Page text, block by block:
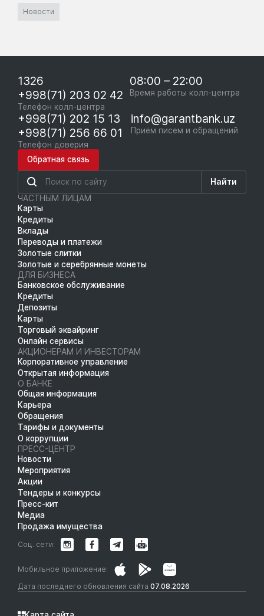
Новости
1326
+998(71) 203 02 42
Телефон колл-центра
08:00 – 22:00
Время работы колл-центра
+998(71) 202 15 13
+998(71) 256 66 01
Телефон доверия
info@garantbank.uz
Приём писем и обращений
Обратная связь
Найти
ЧАСТНЫМ ЛИЦАМ
Карты
Кредиты
Вклады
Переводы и платежи
Золотые слитки
Золотые и серебрянные монеты
ДЛЯ БИЗНЕСА
Банковское обслуживание
Кредиты
Депозиты
Карты
Торговый эквайринг
Онлайн сервисы
АКЦИОНЕРАМ И ИНВЕСТОРАМ
Корпоративное управление
Открытая информация
О БАНКЕ
Общая информация
Карьера
Обращения
Тарифы и документы
О коррупции
ПРЕСС-ЦЕНТР
Новости
Мероприятия
Акции
Тендеры и конкурсы
Пресс-кит
Медиа
Продажа имущества
Дата последнего обновления сайта 07.08.2026
Мобильное приложение:
Соц. сети: